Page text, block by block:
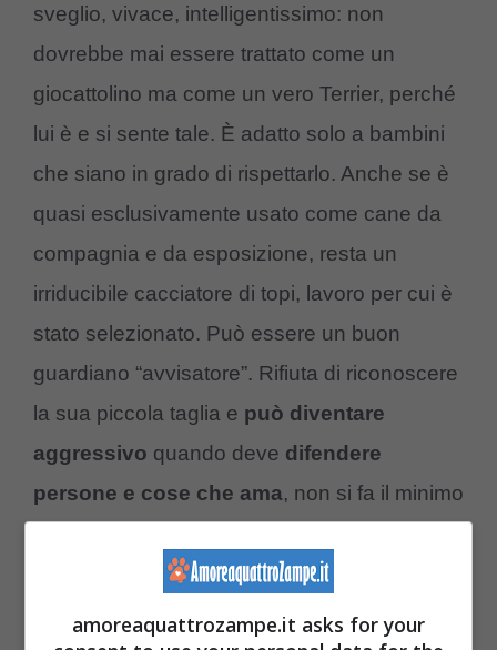
sveglio, vivace, intelligentissimo: non
dovrebbe mai essere trattato come un
giocattolino ma come un vero Terrier, perché
lui è e si sente tale. È adatto solo a bambini
che siano in grado di rispettarlo. Anche se è
quasi esclusivamente usato come cane da
compagnia e da esposizione, resta un
irriducibile cacciatore di topi, lavoro per cui è
stato selezionato. Può essere un buon
guardiano “avvisatore”. Rifiuta di riconoscere
la sua piccola taglia e può diventare
aggressivo quando deve difendere
persone e cose che ama, non si fa il minimo
pericolosa per sé o per i suoi umani.
amoreaquattrozampe.it asks for your